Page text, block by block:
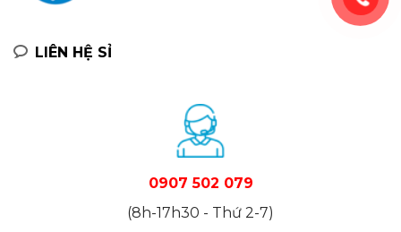
LIÊN HỆ SỈ
0907 502 079
(8h-17h30 - Thứ 2-7)